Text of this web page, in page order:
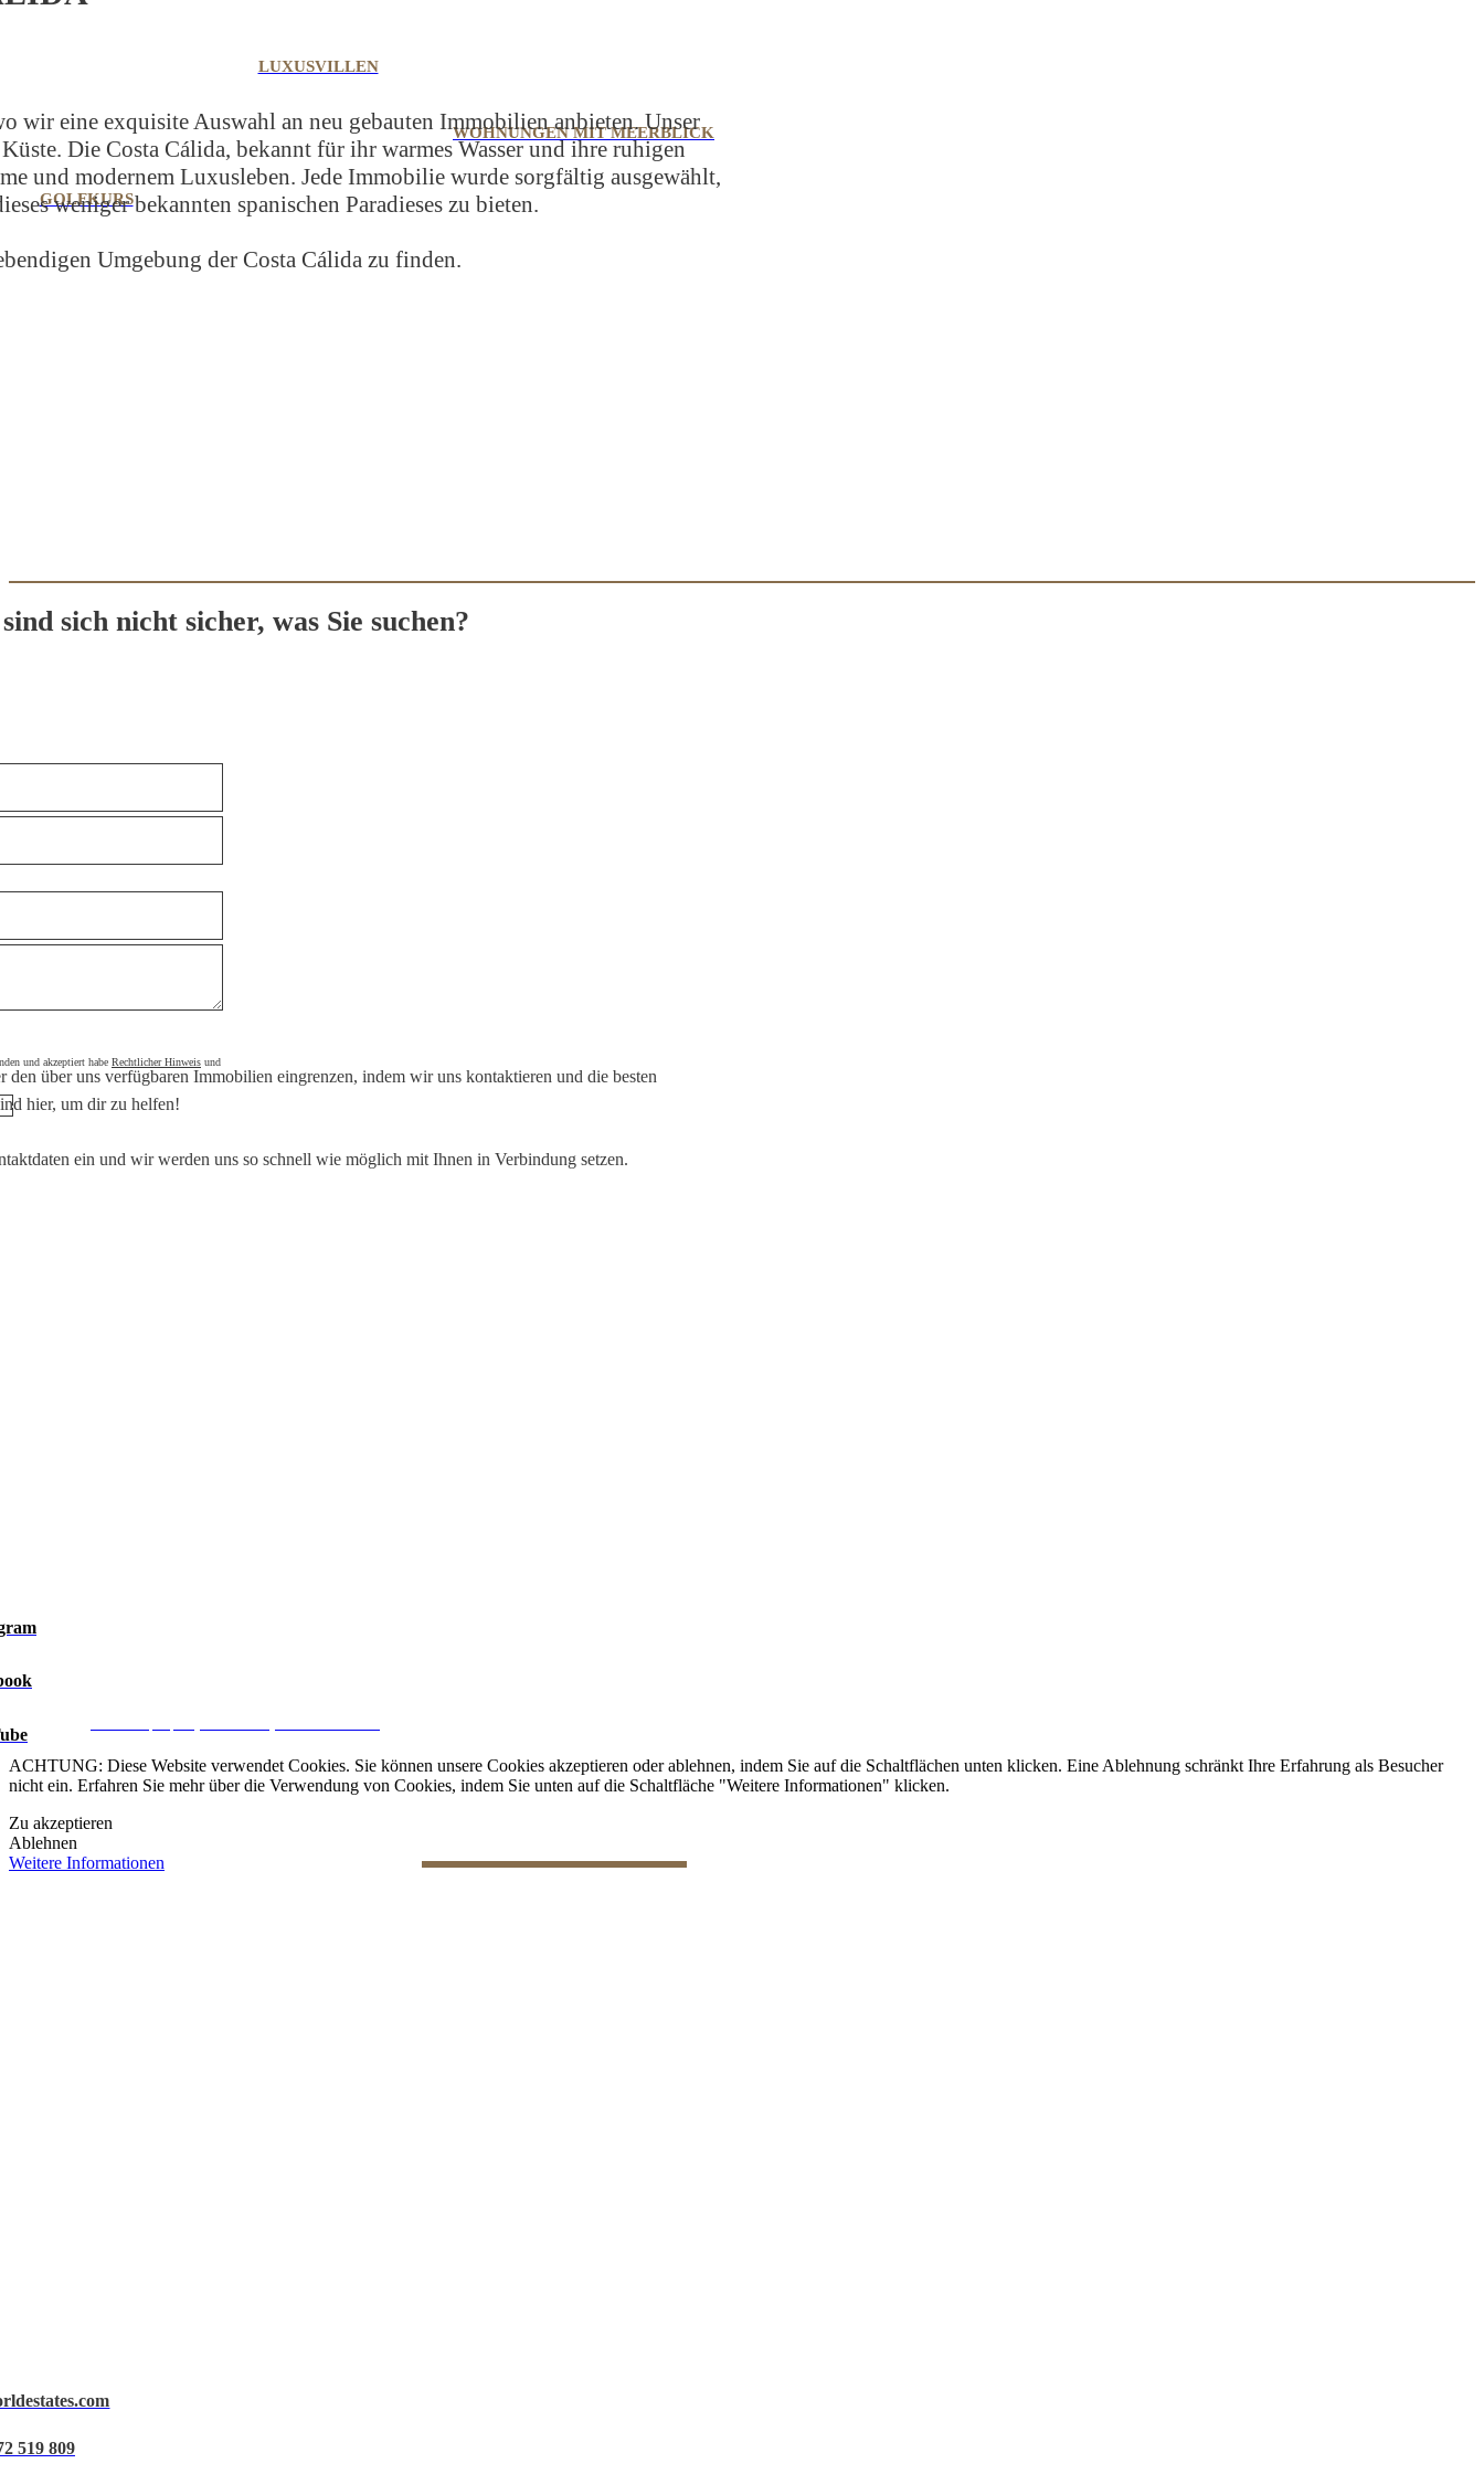
LUXUSVILLEN
WOHNUNGEN MIT MEERBLICK
GOLFKURS
wir eine exquisite Auswahl an neu gebauten Immobilien anbieten. Unser
Die Costa Cálida, bekannt für ihr warmes Wasser und ihre ruhigen
und modernem Luxusleben. Jede Immobilie wurde sorgfältig ausgewählt,
weniger bekannten spanischen Paradieses zu bieten.
Umgebung der Costa Cálida zu finden.
sich nicht sicher, was Sie suchen?
und akzeptiert habe Rechtlicher Hinweis und
den über uns verfügbaren Immobilien eingrenzen, indem wir uns kontaktieren und die besten
hier, um dir zu helfen!
ein und wir werden uns so schnell wie möglich mit Ihnen in Verbindung setzen.
519 809
ACHTUNG: Diese Website verwendet Cookies. Sie können unsere Cookies akzeptieren oder ablehnen, indem Sie auf die Schaltflächen unten klicken. Eine Ablehnung schränkt Ihre Erfahrung als Besucher
nicht ein. Erfahren Sie mehr über die Verwendung von Cookies, indem Sie unten auf die Schaltfläche "Weitere Informationen" klicken.
Zu akzeptieren
Ablehnen
Weitere Informationen